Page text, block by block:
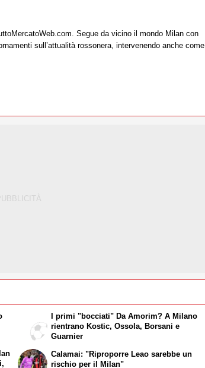
Segue da vicino il mondo Milan con
sull’attualità rossonera, intervenendo anche come
I primi "bocciati" Da Amorim? A Milano
rientrano Kostic, Ossola, Borsani e
Guarnier
Calamai: "Riproporre Leao sarebbe un
rischio per il Milan"